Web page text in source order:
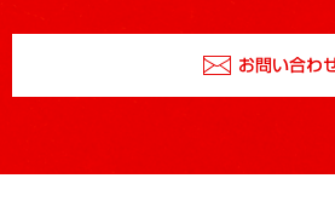
お問い合わ